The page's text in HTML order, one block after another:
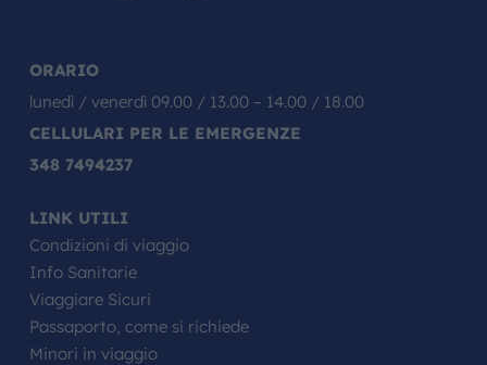
ORARIO
lunedì / venerdì 09.00 / 13.00 – 14.00 / 18.00
CELLULARI PER LE EMERGENZE
348 7494237
LINK UTILI
Condizioni di viaggio
Info Sanitarie
Viaggiare Sicuri
Passaporto, come si richiede
Minori in viaggio